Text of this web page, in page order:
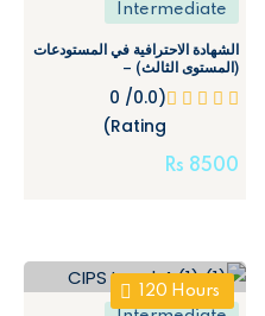
Intermediate
الشهادة الاحترافية في المستودعات
(المستوى الثالث) –
Professional Certificate in
Warehouse (Level3)
(0.0/ 0
Rating)
8500
Rs
120 Hours